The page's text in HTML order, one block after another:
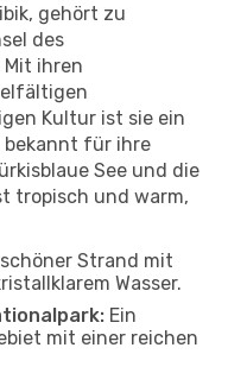
gehört zu
des
Mit ihren
Kultur ist sie ein
bekannt für ihre
See und die
tropisch und warm,
Strand mit
Wasser.
Ein
mit einer reichen